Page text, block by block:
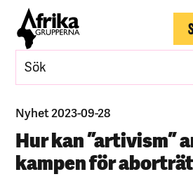
Nyhet 2023-09-28
Hur kan ”artivism”
kampen för